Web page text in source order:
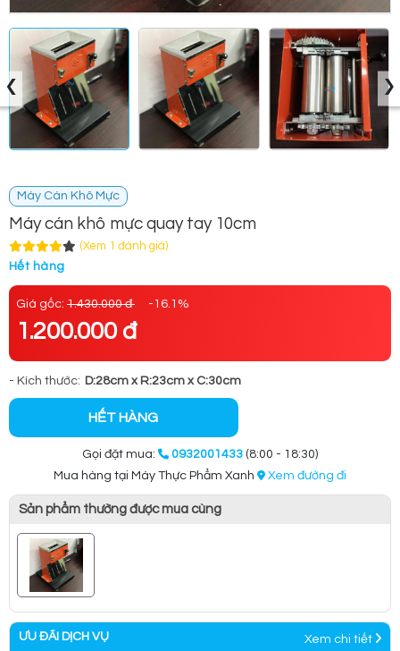
‹ ›
Máy Cán Khô Mực
Máy cán khô mực quay tay 10cm
(Xem 1 đánh giá)
Hết hàng
Giá gốc: 1.430.000 đ -16.1%
1.200.000 đ
- Kích thước: D:28cm x R:23cm x C:30cm
HẾT HÀNG
Gọi đặt mua: 0932001433 (8:00 - 18:30)
Mua hàng tại Máy Thực Phẩm Xanh
Xem đường đi
Sản phẩm thường được mua cùng
ƯU ĐÃI DỊCH VỤ Xem chi tiết